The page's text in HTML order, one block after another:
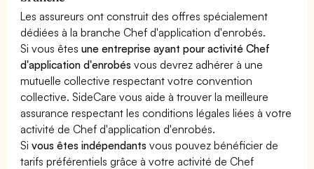
Les assureurs ont construit des offres spécialement
dédiées à la branche Chef d'application d'enrobés.
Si vous êtesune entreprise ayant pour activité Chef
d'application d'enrobés vous devrez adhérer à une
mutuelle collective respectant votre convention
collective. SideCare vous aide à trouver la meilleure
assurance respectant les conditions légales liées à votre
activité de Chef d'application d'enrobés.
Sivous êtes indépendants vous pouvez bénéficier de
tarifs préférentiels grâce à votre activité de Chef